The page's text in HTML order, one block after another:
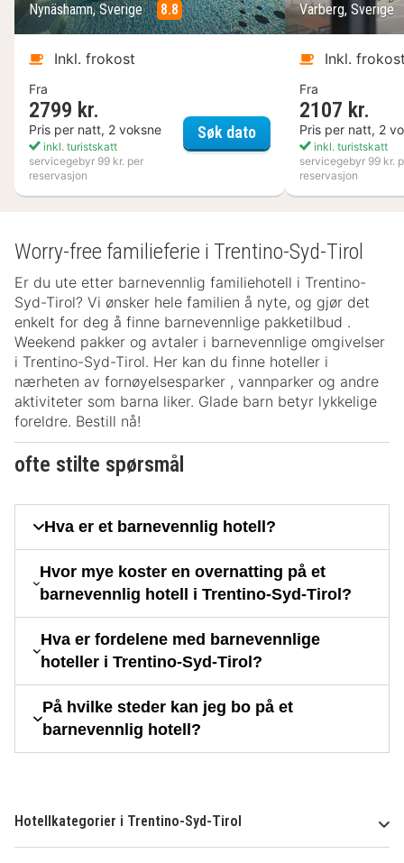
Nynäshamn, Sverige 8.8
Inkl. frokost
Fra
2799 kr.
Pris per natt, 2 voksne
inkl. turistskatt
servicegebyr 99 kr. per
reservasjon
Søk datoNynäs Havsbad
Varberg, Sverige
Inkl.
Fra
2107 kr.
Pris per natt, 2
inkl. turistskatt
servicegebyr 99 kr.
reservasjon
Worry-free familieferie i Trentino-Syd-Tirol
Er du ute etter barnevennlig familiehotell i Trentino-
Syd-Tirol? Vi ønsker hele familien å nyte, og gjør det
enkelt for deg å finne barnevennlige pakketilbud .
Weekend pakker og avtaler i barnevennlige omgivelser
i Trentino-Syd-Tirol. Her kan du finne hoteller i
nærheten av fornøyelsesparker , vannparker og andre
aktiviteter som barna liker. Glade barn betyr lykkelige
foreldre. Bestill nå!
ofte stilte spørsmål
Hva er et barnevennlig hotell?
Hvor mye koster en overnatting på et
barnevennlig hotell i Trentino-Syd-Tirol?
Hva er fordelene med barnevennlige
hoteller i Trentino-Syd-Tirol?
På hvilke steder kan jeg bo på et
barnevennlig hotell?
Hotellkategorier i Trentino-Syd-Tirol